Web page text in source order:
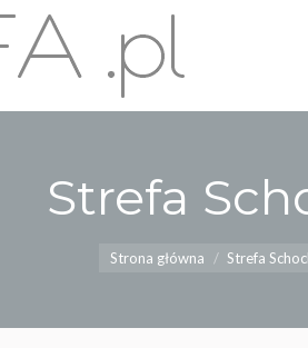
Strefa
Strona główna Strefa